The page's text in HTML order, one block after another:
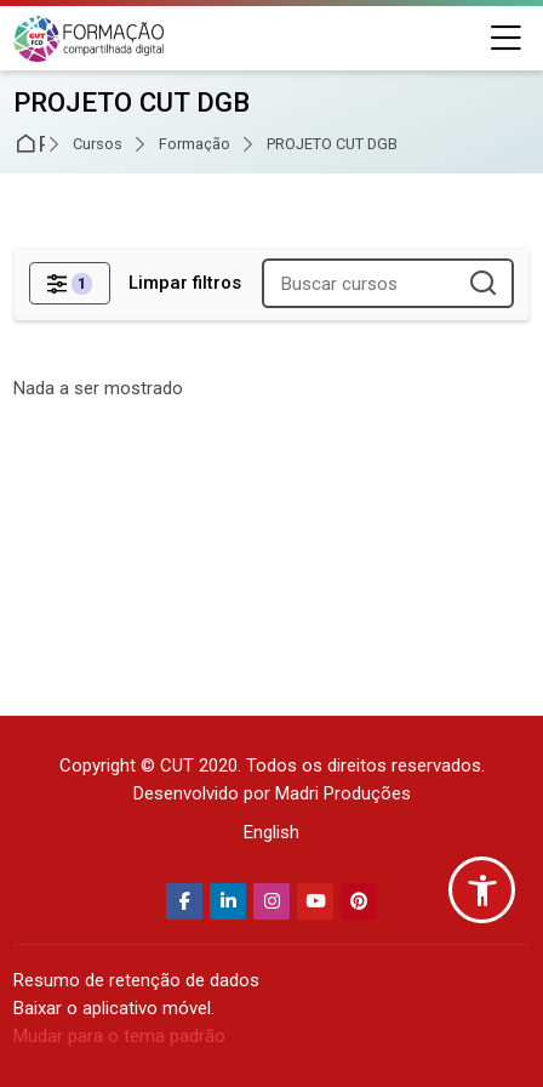
Skip to navigation
Skip to login form
Ir para o conteúdo principal
Skip to footer
PROJETO CUT DGB
Página inicial
Cursos Formação PROJETO CUT DGB
Filtros
1 Limpar filtros
Nada a ser mostrado
Copyright © CUT 2020. Todos os direitos reservados.
Desenvolvido por Madri Produções
English
Resumo de retenção de dados
Baixar o aplicativo móvel.
Mudar para o tema padrão